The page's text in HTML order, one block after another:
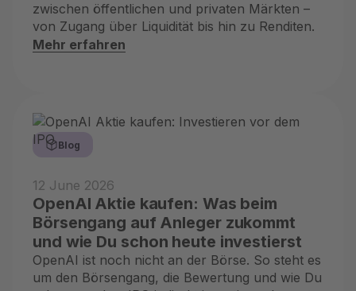
zwischen öffentlichen und privaten Märkten –
von Zugang über Liquidität bis hin zu Renditen.
Mehr erfahren
Blog
12 June 2026
OpenAI Aktie kaufen: Was beim
Börsengang auf Anleger zukommt
und wie Du schon heute investierst
OpenAI ist noch nicht an der Börse. So steht es
um den Börsengang, die Bewertung und wie Du